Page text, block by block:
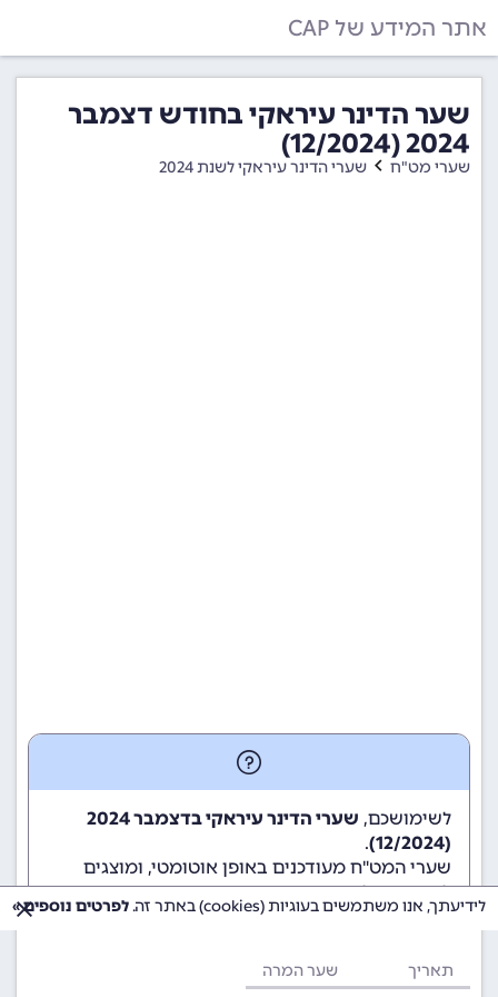
אתר המידע של CAP
שער הדינר עיראקי בחודש דצמבר
2024 (12/2024)
שערי מט"ח שערי הדינר עיראקי לשנת 2024
לשימושכם,
שערי הדינר עיראקי בדצמבר 2024
(12/2024)
.
שערי המט"ח מעודכנים באופן אוטומטי, ומוצגים
לשימוש גולשי ומשתמשי האתר.
תאריך שער המרה
לידיעתך, אנו משתמשים בעוגיות (cookies) באתר זה. לפרטים נוספים »